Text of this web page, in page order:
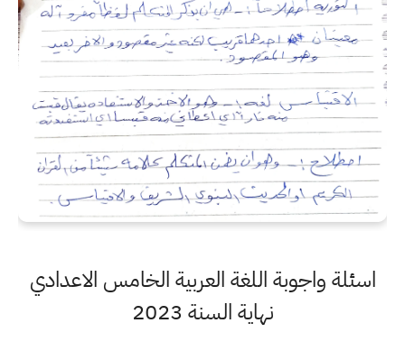
اسئلة واجوبة اللغة العربية الخامس الاعدادي
نهاية السنة 2023